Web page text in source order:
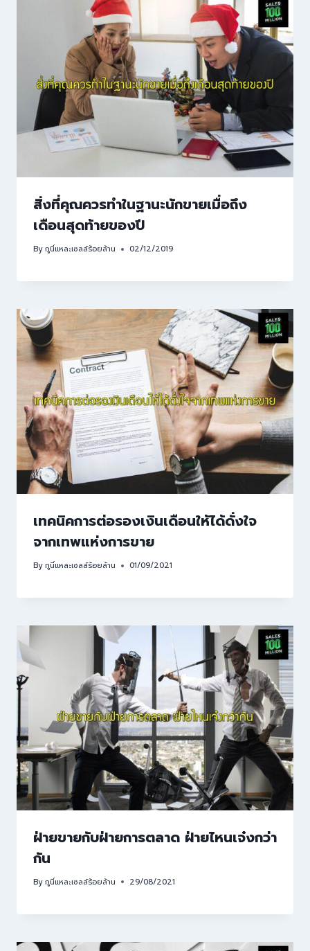
สิ่งที่คุณควรทำในฐานะนักขายเมื่อถึง
เดือนสุดท้ายของปี
Byกูนี่แหละเซลล์ร้อยล้าน 02/12/2019
เทคนิคการต่อรองเงินเดือนให้ได้ดั่งใจ
จากเทพแห่งการขาย
Byกูนี่แหละเซลล์ร้อยล้าน 01/09/2021
ฝ่ายขายกับฝ่ายการตลาด ฝ่ายไหนเจ๋งกว่า
กัน
Byกูนี่แหละเซลล์ร้อยล้าน 29/08/2021